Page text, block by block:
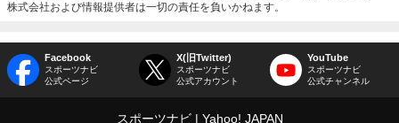
株式会社および情報提供者は一切の責任を負いかねます。
Facebook
スポーツナビ
公式ページ
X(旧Twitter)
スポーツナビ
公式アカウント
YouTube
スポーツナビ
公式チャンネル
スポーツナビ Yahoo! JAPAN